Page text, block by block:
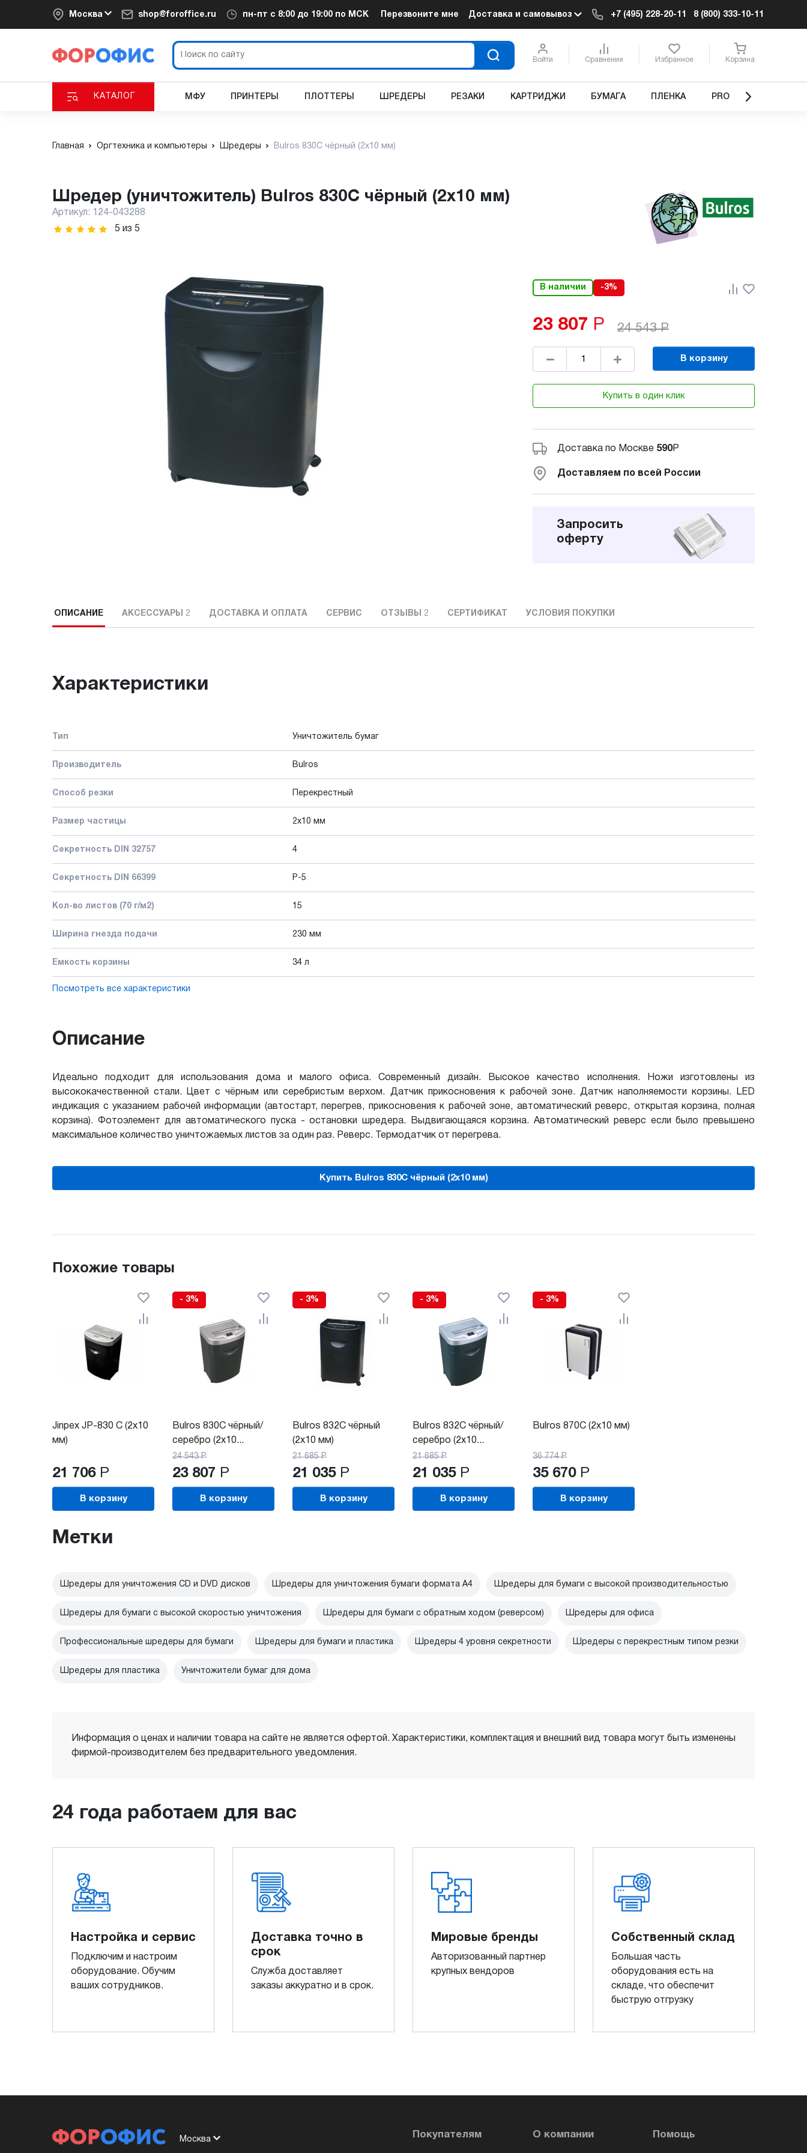
Москва shop@foroffice.ru пн-пт с 8:00 до 19:00 по МСК Перезвоните мне Доставка и самовывоз +7 (495) 228-20-11 8 (800) 333-10-11
Войти Сравнение Избранное Корзина
КАТАЛОГ МФУ ПРИНТЕРЫ ПЛОТТЕРЫ ШРЕДЕРЫ РЕЗАКИ КАРТРИДЖИ БУМАГА ПЛЕНКА PRO
Главная Оргтехника и компьютеры Шредеры Bulros 830C чёрный (2x10 мм)
Шредер (уничтожитель) Bulros 830C чёрный (2x10 мм)
Артикул:
124-043288
5 из 5
В наличии -3%
23 807 Р 24 543 Р
В корзину
Купить в один клик
Доставка по Москве 590Р
Доставляем по всей России
Запросить
оферту
ОПИСАНИЕ АКСЕССУАРЫ 2 ДОСТАВКА И ОПЛАТА СЕРВИС ОТЗЫВЫ 2 СЕРТИФИКАТ УСЛОВИЯ ПОКУПКИ
Характеристики
Тип Уничтожитель бумаг
Производитель Bulros
Способ резки Перекрестный
Размер частицы 2x10 мм
Секретность DIN 32757 4
Секретность DIN 66399 P-5
Кол-во листов (70 г/м2) 15
Ширина гнезда подачи 230 мм
Емкость корзины 34 л
Посмотреть все характеристики
Описание
Идеально подходит для использования дома и малого офиса. Современный дизайн. Высокое качество исполнения. Ножи изготовлены из
высококачественной стали. Цвет с чёрным или серебристым верхом. Датчик прикосновения к рабочей зоне. Датчик наполняемости корзины. LED
индикация с указанием рабочей информации (автостарт, перегрев, прикосновения к рабочей зоне, автоматический реверс, открытая корзина, полная
корзина). Фотоэлемент для автоматического пуска - остановки шредера. Выдвигающаяся корзина. Автоматический реверс если было превышено
максимальное количество уничтожаемых листов за один раз. Реверс. Термодатчик от перегрева.
Купить Bulros 830C чёрный (2x10 мм)
Похожие товары
Jinpex JP-830 C (2x10
мм)
21 706 Р
В корзину
- 3%
Bulros 830C чёрный/
серебро (2x10...
24 543 Р
23 807 Р
В корзину
- 3%
Bulros 832C чёрный
(2x10 мм)
21 685 Р
21 035 Р
В корзину
- 3%
Bulros 832C чёрный/
серебро (2x10...
21 685 Р
21 035 Р
В корзину
- 3%
Bulros 870C (2x10 мм)
36 774 Р
35 670 Р
В корзину
Метки
Шредеры для уничтожения CD и DVD дисков Шредеры для уничтожения бумаги формата А4 Шредеры для бумаги с высокой производительностью
Шредеры для бумаги с высокой скоростью уничтожения Шредеры для бумаги с обратным ходом (реверсом) Шредеры для офиса
Профессиональные шредеры для бумаги Шредеры для бумаги и пластика Шредеры 4 уровня секретности Шредеры с перекрестным типом резки
Шредеры для пластика Уничтожители бумаг для дома
Информация о ценах и наличии товара на сайте не является офертой. Характеристики, комплектация и внешний вид товара могут быть изменены
фирмой-производителем без предварительного уведомления.
24 года работаем для вас
Настройка и сервис
Подключим и настроим
оборудование. Обучим
ваших сотрудников.
Доставка точно в
срок
Служба доставляет
заказы аккуратно и в срок.
Мировые бренды
Авторизованный партнер
крупных вендоров
Собственный склад
Большая часть
оборудования есть на
складе, что обеспечит
быструю отгрузку
Москва
Покупателям О компании Помощь